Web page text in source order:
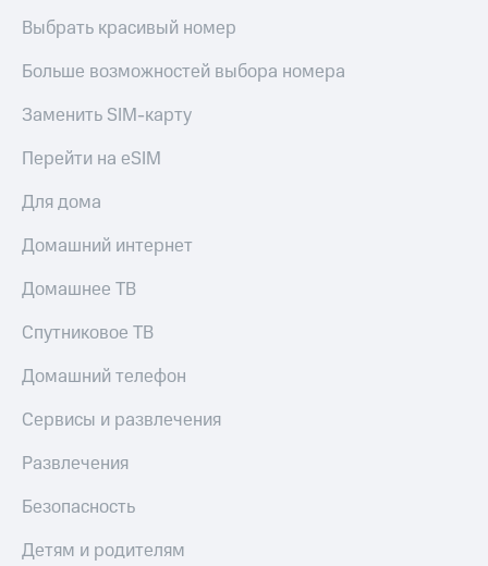
Все
приложения
Финансы
Получайте
доход
онлайн
Страхование
Покупка
онлайн
Скидка 30%
С картой
МТС
Деньги
МТС
деньги
доход 15%
Акции
пополнения
Скидка
30%
на связь
Тарифы
RED,
РИИЛ
и МТС Супер
дешевле
при оплате
с карты
МТС Деньги
Обзоры
до 40%
Выбрать красивый номер
Больше возможностей выбора номера
Заменить SIM-карту
Перейти на eSIM
Для дома
Домашний интернет
Домашнее ТВ
Спутниковое ТВ
Домашний телефон
Сервисы и развлечения
Развлечения
Безопасность
Детям и родителям